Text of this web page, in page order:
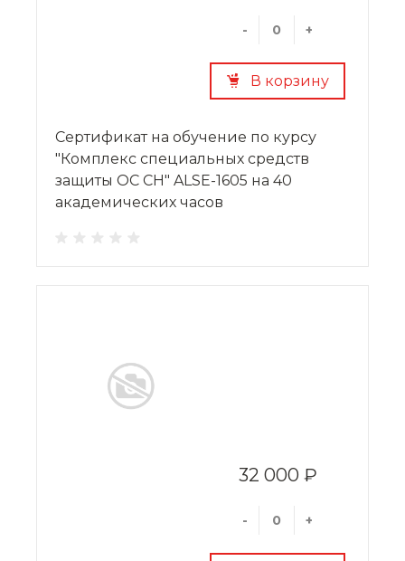
- +
В корзину
Сертификат на обучение по курсу
"Комплекс специальных средств
защиты ОС СН" ALSE-1605 на 40
академических часов
32 000 ₽
- +